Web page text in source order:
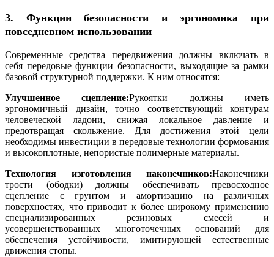
3. Функции безопасности и эргономика при
повседневном использовании
Современные средства передвижения должны включать в
себя передовые функции безопасности, выходящие за рамки
базовой структурной поддержки. К ним относятся:
Улучшенное сцепление:Рукоятки должны иметь
эргономичный дизайн, точно соответствующий контурам
человеческой ладони, снижая локальное давление и
предотвращая скольжение. Для достижения этой цели
необходимы инвестиции в передовые технологии формования
и высокоплотные, непористые полимерные материалы.
Технология изготовления наконечников:Наконечники
трости (ободки) должны обеспечивать превосходное
сцепление с грунтом и амортизацию на различных
поверхностях, что приводит к более широкому применению
специализированных резиновых смесей и
усовершенствованных многоточечных оснований для
обеспечения устойчивости, имитирующей естественные
движения стопы.